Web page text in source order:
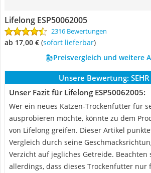
Lifelong ESP50062005
2316 Bewertungen
ab 17,00 € ( Sofort lieferbar)
Preisvergleich und weitere
Unsere Bewertung:
Unser Fazit für Lifelong ESP50062005:
Wer ein neues Katzen-Trockenfutter für
ausprobieren möchte, könnte zu dem
von Lifelong greifen. Dieser Artikel
Vergleich durch seine
Verzicht auf jegliches Getreide. Beachten
allerdings, dass dieses Trockenfutter nur